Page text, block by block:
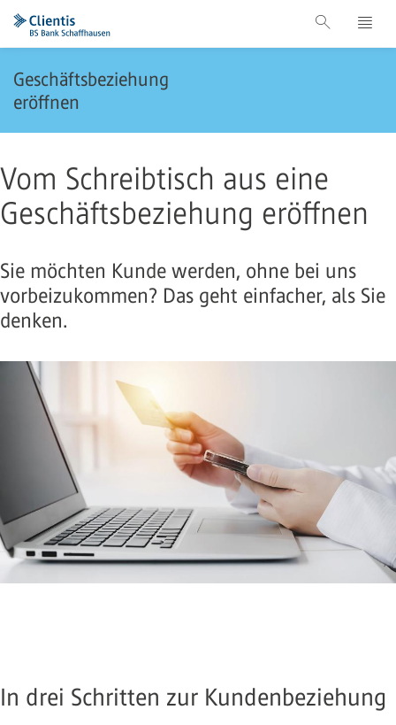
Geschäftsbeziehung
eröffnen
Vom Schreibtisch aus eine
Geschäftsbeziehung eröffnen
Sie möchten Kunde werden, ohne bei uns
vorbeizukommen? Das geht einfacher, als Sie
denken.
In drei Schritten zur Kundenbeziehung